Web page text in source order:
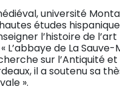
université
études
l’histoire de
de La Sauve-
sur l’Antiquité
il a soutenu sa
».